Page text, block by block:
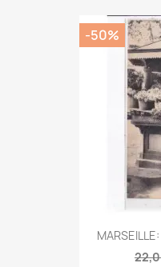
-50%